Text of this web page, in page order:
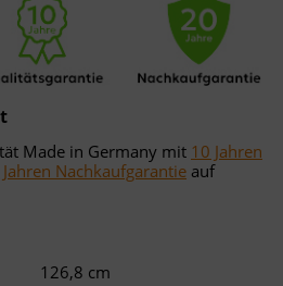
Made in Germany mit 10 Jahren
Nachkaufgarantie auf
126,8 cm